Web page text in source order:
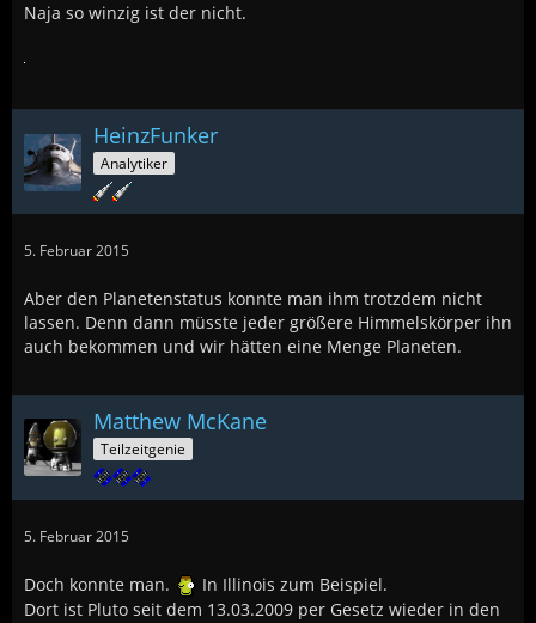
Naja so winzig ist der nicht.
HeinzFunker
Analytiker
5. Februar 2015
Aber den Planetenstatus konnte man ihm trotzdem nicht
lassen. Denn dann müsste jeder größere Himmelskörper ihn
auch bekommen und wir hätten eine Menge Planeten.
Matthew McKane
Teilzeitgenie
5. Februar 2015
Doch konnte man.
In Illinois zum Beispiel.
Dort ist Pluto seit dem 13.03.2009 per Gesetz wieder in den